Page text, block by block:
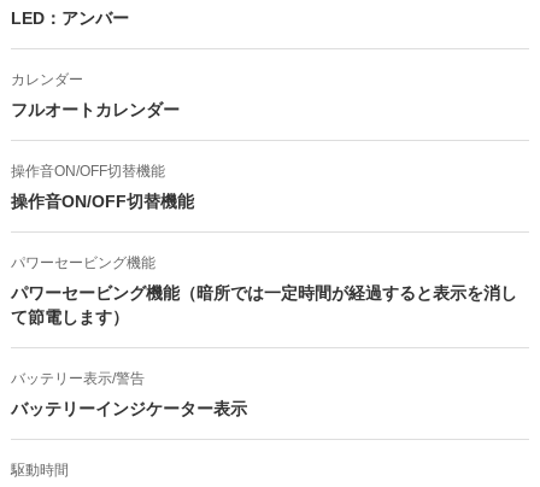
LED：アンバー
カレンダー
フルオートカレンダー
操作音ON/OFF切替機能
操作音ON/OFF切替機能
パワーセービング機能
パワーセービング機能（暗所では一定時間が経過すると表示を消し
て節電します）
バッテリー表示/警告
バッテリーインジケーター表示
駆動時間